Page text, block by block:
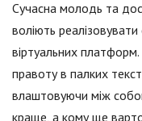
Сучасна молодь та
воліють
віртуальних
правоту в палких
влаштовуючи між
краще, а кому ще